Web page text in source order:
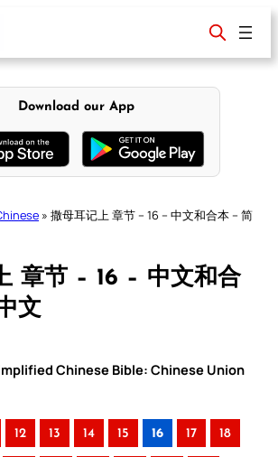
Download our App
» 撒母耳记上 章节 – 16 – 中文和合本 – 简
章节 – 16 – 中文和合
文
Chinese Bible: Chinese Union
12 13 14 15 16 17 18